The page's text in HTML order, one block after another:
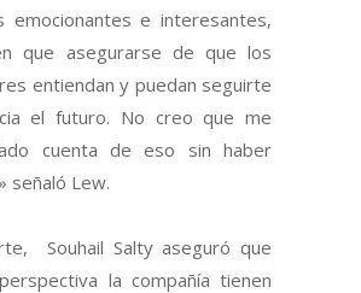
emocionantes e interesantes,
que asegurarse de que los
entiendan y puedan seguirte
el futuro. No creo que me
cuenta de eso sin haber
señaló Lew.
Souhail Salty aseguró que
la compañía tienen